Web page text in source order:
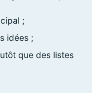
;
idées ;
que des listes